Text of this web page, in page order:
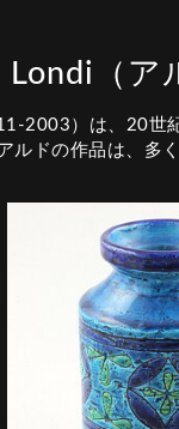
Londi（ア
2003）は、20世
ルドの作品は、多